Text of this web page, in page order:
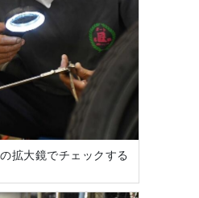
拡大鏡でチェックする